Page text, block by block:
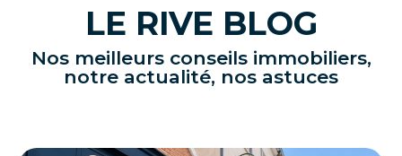
LE RIVE BLOG
Nos meilleurs conseils immobiliers,
notre actualité, nos astuces